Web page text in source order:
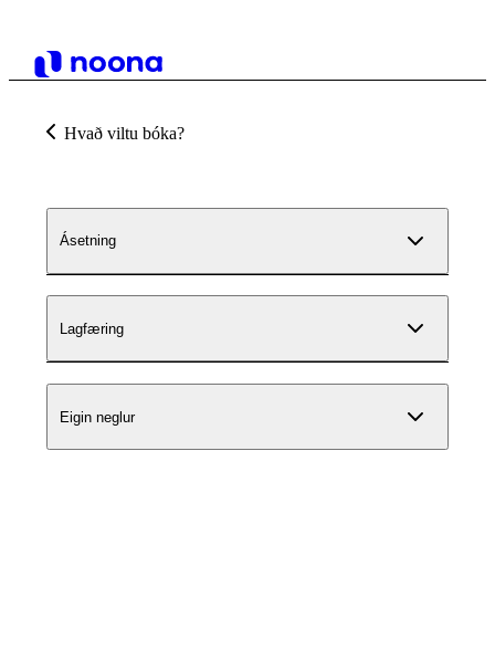
Hvað viltu bóka?
Ásetning
Lagfæring
Eigin neglur